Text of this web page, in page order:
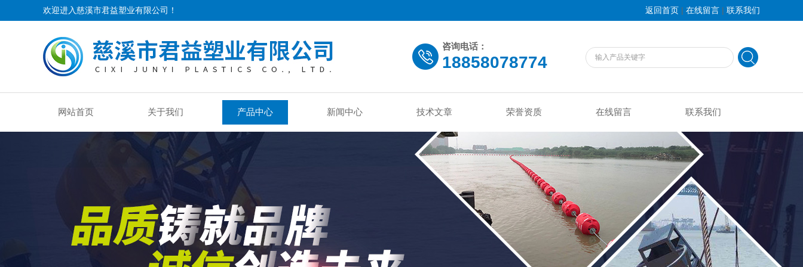
欢迎进入慈溪市君益塑业有限公司！ 返回首页 | 在线留言 | 联系我们
咨询电话：
18858078774
网站首页 关于我们 产品中心 新闻中心 技术文章 荣誉资质 在线留言 联系我们